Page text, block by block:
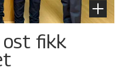
ost fikk